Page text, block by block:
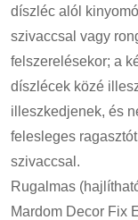
díszléc alól
szivaccsal vagy
felszerelésekor; a
díszlécek közé
illeszkedjenek, és
felesleges
szivaccsal.
Rugalmas
Mardom Decor Fix